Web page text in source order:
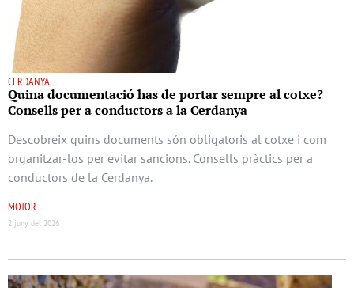
CERDANYA
Quina documentació has de portar sempre al cotxe?
Consells per a conductors a la Cerdanya
Descobreix quins documents són obligatoris al cotxe i com
organitzar-los per evitar sancions. Consells pràctics per a
conductors de la Cerdanya.
MOTOR
2 juny del 2026